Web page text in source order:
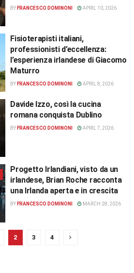
BY FRANCESCO DOMINONI APRIL 10, 2026
Fisioterapisti italiani,
professionisti d’eccellenza:
l’esperienza irlandese di Giacomo
Maturro
BY FRANCESCO DOMINONI APRIL 8, 2026
Davide Izzo, così la cucina
romana conquista Dublino
BY FRANCESCO DOMINONI APRIL 7, 2026
Progetto Irlandiani, visto da un
irlandese, Brian Roche racconta
una Irlanda aperta e in crescita
BY FRANCESCO DOMINONI MARCH 28, 2026
2 3 4